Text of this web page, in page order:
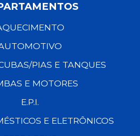
PIAS E TANQUES
E MOTORES
E.P.I.
E ELETRÔNICOS